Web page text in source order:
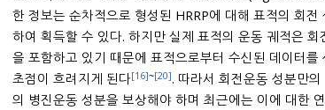
한 정보는 순차적으로 형성된 HRRP에 대해 표적의 회
하여 획득할 수 있다. 하지만 실제 표적의 운동 궤적은 회전이동 성분뿐만 아니라 병진운동 성분
을 포함하고 있기 때문에 표적으로부터 수신된 데이터를 신호처리 하는 과
초점이 흐려지게 된다[16]~[20]. 따라서 회전운동 성분만의 ISAR 영상을 형성하기 위해서는 표적
의 병진운동 성분을 보상해야 하며 최근에는 이에 대한